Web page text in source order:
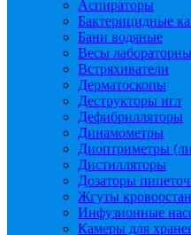
Аспираторы
Бактерицидные
Бани водяные
Весы
Встряхиватели
Дерматоскопы
Деструкторы игл
Дефибрилляторы
Динамометры
Диоптриметры
Дистилляторы
Дозаторы
Жгуты
Инфузионные
Камеры для